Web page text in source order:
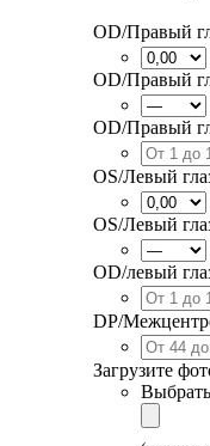
OD/Правый
OD/Правый
OD/Правый
OS/Левый
OS/Левый
OD/левый
DP/
Загрузите